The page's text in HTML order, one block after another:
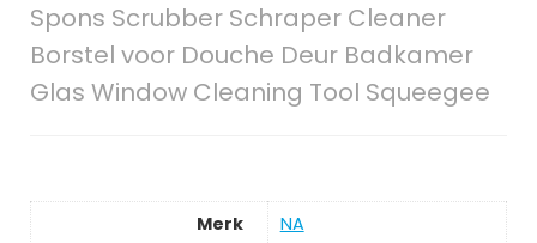
Spons Scrubber Schraper Cleaner
Borstel voor Douche Deur Badkamer
Glas Window Cleaning Tool Squeegee
Merk
‎NA